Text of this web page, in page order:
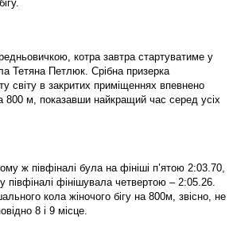
котра завтра стартуватиме у
Тетяна Петлюк. Срібна призерка
світу в закритих приміщеннях впевнено
800 м, показавши найкращий час серед усіх
ж півфіналі була на фініші п’ятою 2:03.70,
фінішувала четвертою – 2:05.26.
кола жіночого бігу на 800м, звісно, не
8 і 9 місце.